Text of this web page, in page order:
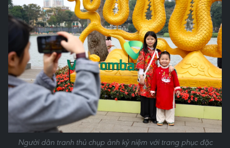
Người dân tranh thủ chụp ảnh kỷ niệm với trang phục đặc